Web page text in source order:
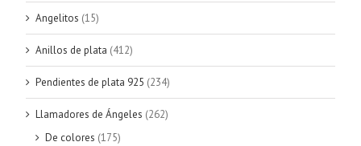
Angelitos (15)
Anillos de plata (412)
Pendientes de plata 925 (234)
Llamadores de Ángeles (262)
De colores (175)